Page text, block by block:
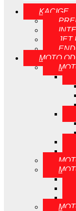
KACIGE
JET
MOTO